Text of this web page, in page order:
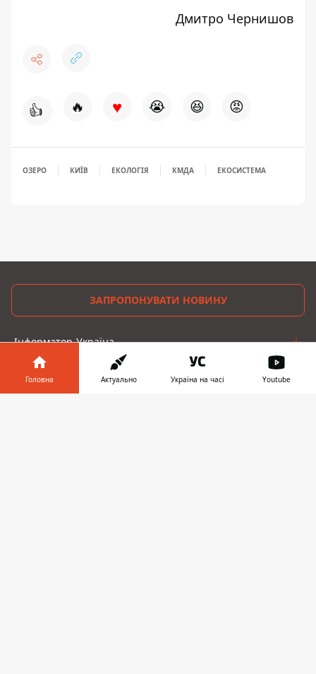
Дмитро Чернишов
👍 🔥 ♥ 😭 😆 😡
ОЗЕРО КИЇВ ЕКОЛОГІЯ КМДА ЕКОСИСТЕМА
ЗАПРОПОНУВАТИ НОВИНУ
Інформатор-Україна
Гроші
Головна Актуально Україна на часі Youtube